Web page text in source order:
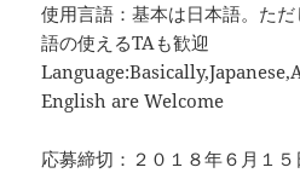
使用言語：基本は日本語。た
語の使えるTAも歓迎
English are Welcome
応募締切：２０１８年６月１５